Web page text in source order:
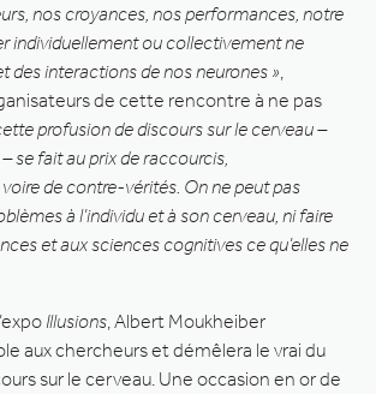
nos croyances, nos performances, notre
individuellement ou collectivement ne
des interactions de nos neurones »
de cette rencontre à ne pas
profusion de discours sur le cerveau –
se fait au prix de raccourcis,
de contre-vérités. On ne peut pas
à l’individu et à son cerveau, ni faire
et aux sciences cognitives ce qu’elles ne
Illusions , Albert Moukheiber
aux chercheurs et démêlera le vrai du
sur le cerveau. Une occasion en or de